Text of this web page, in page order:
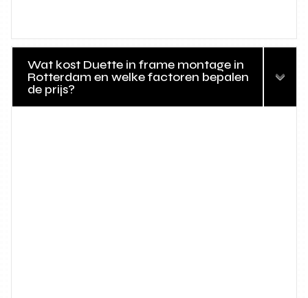
Wat kost Duette in frame montage in
Rotterdam en welke factoren bepalen
de prijs?